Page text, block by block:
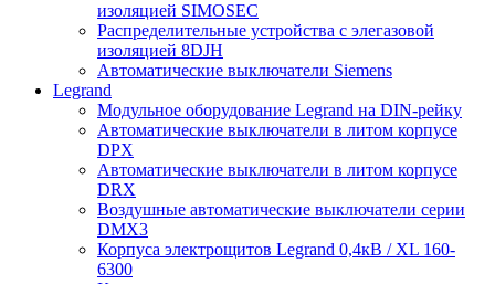
изоляцией SIMOSEC
Распределительные устройства с элегазовой
изоляцией 8DJH
Автоматические выключатели Siemens
Legrand
Модульное оборудование Legrand на DIN-рейку
Автоматические выключатели в литом корпусе
DPX
Автоматические выключатели в литом корпусе
DRX
Воздушные автоматические выключатели серии
DMX3
Корпуса электрощитов Legrand 0,4кВ / XL 160-
6300